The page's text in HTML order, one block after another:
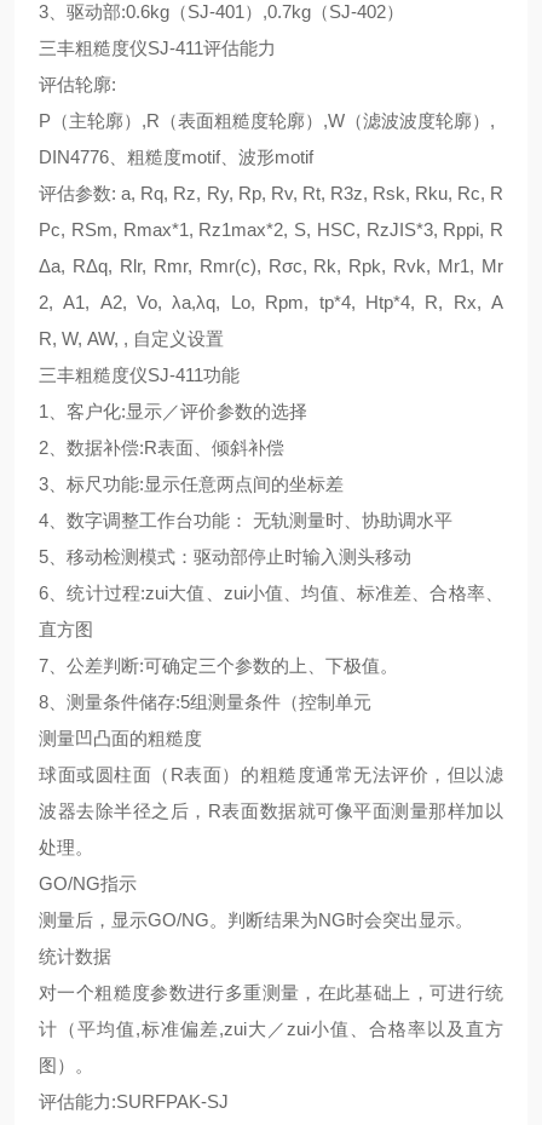
3、驱动部:0.6kg（SJ-401）,0.7kg（SJ-402）
三丰粗糙度仪SJ-411评估能力
评估轮廓:
P（主轮廓）,R（表面粗糙度轮廓）,W（滤波波度轮廓）,
DIN4776、粗糙度motif、波形motif
评估参数:a, Rq, Rz, Ry, Rp, Rv, Rt, R3z, Rsk, Rku, Rc, R
Pc, RSm, Rmax*1, Rz1max*2, S, HSC, RzJIS*3, Rppi, R
Δa, RΔq, Rlr, Rmr, Rmr(c), Rσc, Rk, Rpk, Rvk, Mr1, Mr
2, A1, A2, Vo,λa,λq, Lo, Rpm, tp*4, Htp*4, R, Rx, A
R, W, AW, , 自定义设置
三丰粗糙度仪SJ-411功能
1、客户化:显示／评价参数的选择
2、数据补偿:R表面、倾斜补偿
3、标尺功能:显示任意两点间的坐标差
4、数字调整工作台功能： 无轨测量时、协助调水平
5、移动检测模式：驱动部停止时输入测头移动
6、统计过程:zui大值、zui小值、均值、标准差、合格率、
直方图
7、公差判断:可确定三个参数的上、下极值。
8、测量条件储存:5组测量条件（控制单元
测量凹凸面的粗糙度
球面或圆柱面（R表面）的粗糙度通常无法评价，但以滤
波器去除半径之后，R表面数据就可像平面测量那样加以
处理。
GO/NG指示
测量后，显示GO/NG。判断结果为NG时会突出显示。
统计数据
对一个粗糙度参数进行多重测量，在此基础上，可进行统
计（平均值,标准偏差,zui大／zui小值、合格率以及直方
图）。
评估能力:SURFPAK-SJ